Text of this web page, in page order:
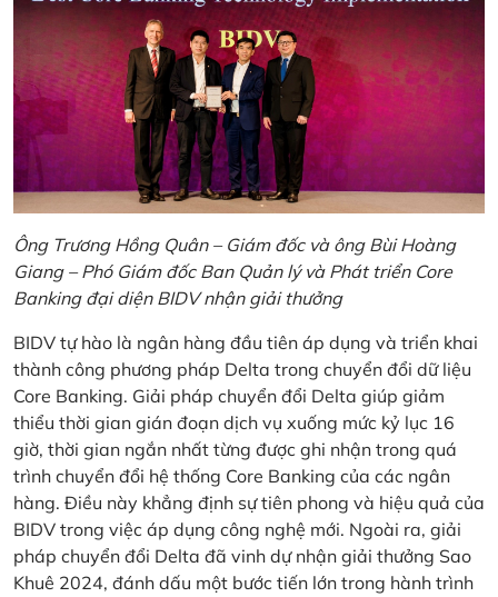
Ông Trương Hồng Quân – Giám đốc và ông Bùi Hoàng
Giang – Phó Giám đốc Ban Quản lý và Phát triển Core
Banking đại diện BIDV nhận giải thưởng
BIDV tự hào là ngân hàng đầu tiên áp dụng và triển khai
thành công phương pháp Delta trong chuyển đổi dữ liệu
Core Banking. Giải pháp chuyển đổi Delta giúp giảm
thiểu thời gian gián đoạn dịch vụ xuống mức kỷ lục 16
giờ, thời gian ngắn nhất từng được ghi nhận trong quá
trình chuyển đổi hệ thống Core Banking của các ngân
hàng. Điều này khẳng định sự tiên phong và hiệu quả của
BIDV trong việc áp dụng công nghệ mới. Ngoài ra, giải
pháp chuyển đổi Delta đã vinh dự nhận giải thưởng Sao
Khuê 2024, đánh dấu một bước tiến lớn trong hành trình